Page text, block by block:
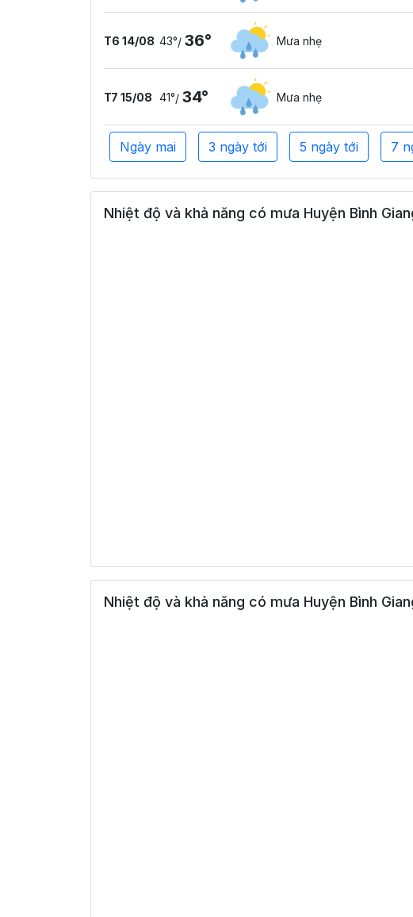
T6 14/08 43°/ 36° Mưa nhẹ
T7 15/08 41°/ 34° Mưa nhẹ
Ngày mai 3 ngày tới 5 ngày tới 7
Nhiệt độ và khả năng có mưa Huyện Bình
Nhiệt độ và khả năng có mưa Huyện Bình